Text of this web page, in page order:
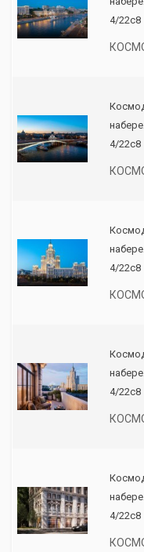
4/22с8
4/22с8
4/22с8
4/22с8
4/22с8